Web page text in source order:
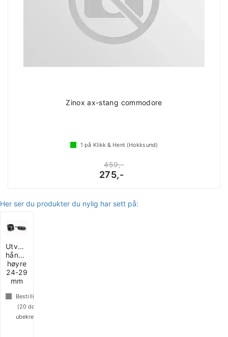
Zinox ax-stang commodore
1 på Klikk & Hent (Hokksund)
459,-
275,-
Her ser du produkter du nylig har sett på:
Utvendig
håndtak
høyre
24-29
mm
Bestillingsvare
(20 dager
ubekreftet)